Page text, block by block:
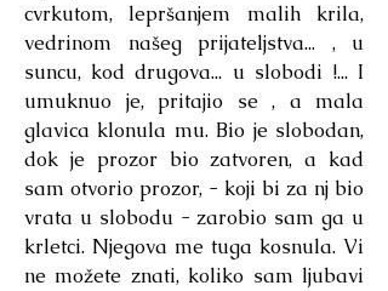
cvrkutom, lepršanjem malih krila,
vedrinom našeg prijateljstva... , u
suncu, kod drugova... u slobodi !... I
umuknuo je, pritajio se , a mala
glavica klonula mu. Bio je slobodan,
dok je prozor bio zatvoren, a kad
sam otvorio prozor, - koji bi za nj bio
vrata u slobodu - zarobio sam ga u
krletci. Njegova me tuga kosnula. Vi
ne možete znati, koliko sam ljubavi